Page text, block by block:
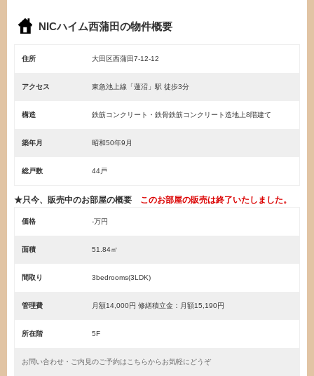
NICハイム西蒲田の物件概要
住所 大田区西蒲田7-12-12
アクセス 東急池上線「蓮沼」駅 徒歩3分
構造 鉄筋コンクリート・鉄骨鉄筋コンクリート造地上8階建て
築年月 昭和50年9月
総戸数 44戸
★只今、販売中のお部屋の概要 このお部屋の販売は終了いたしました。
価格 -万円
面積 51.84㎡
間取り 3bedrooms(3LDK)
管理費 月額14,000円 修繕積立金：月額15,190円
所在階 5F
お問い合わせ・ご内見のご予約はこちらからお気軽にどうぞ